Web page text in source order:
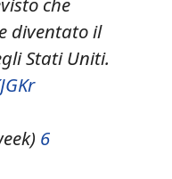
diventato il
Stati Uniti.
6